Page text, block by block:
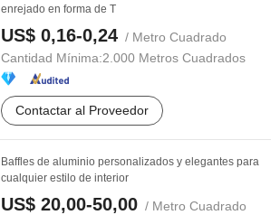
enrejado en forma de T
US$ 0,16-0,24 / Metro Cuadrado
Cantidad Mínima:2.000 Metros Cuadrados
Contactar al Proveedor
Baffles de aluminio personalizados y elegantes para
cualquier estilo de interior
US$ 20,00-50,00 / Metro Cuadrado